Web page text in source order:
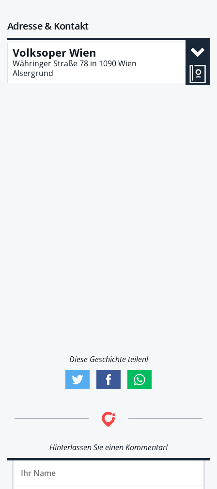
Adresse & Kontakt
Volksoper Wien
Währinger Straße 78 in 1090Wien
Alsergrund
Diese Geschichte teilen!
Hinterlassen Sie einen Kommentar!